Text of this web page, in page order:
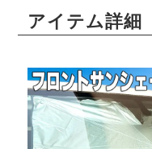
アイテム詳細